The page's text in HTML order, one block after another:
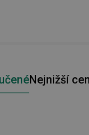
Nejnižší